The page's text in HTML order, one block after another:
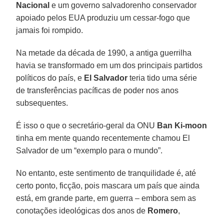
Nacional e um governo salvadorenho conservador
apoiado pelos EUA produziu um cessar-fogo que
jamais foi rompido.
Na metade da década de 1990, a antiga guerrilha
havia se transformado em um dos principais partidos
políticos do país, e El Salvador teria tido uma série
de transferências pacíficas de poder nos anos
subsequentes.
É isso o que o secretário-geral da ONU Ban Ki-moon
tinha em mente quando recentemente chamou El
Salvador de um “exemplo para o mundo”.
No entanto, este sentimento de tranquilidade é, até
certo ponto, ficção, pois mascara um país que ainda
está, em grande parte, em guerra – embora sem as
conotações ideológicas dos anos de Romero,